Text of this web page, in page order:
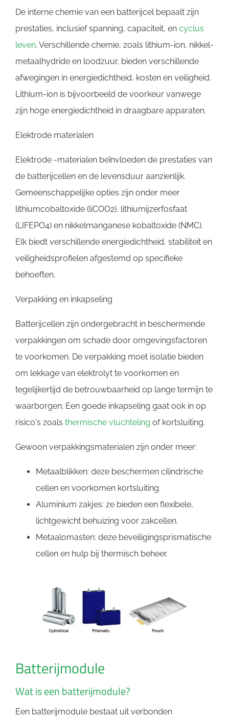
De interne chemie van een batterijcel bepaalt zijn
prestaties, inclusief spanning, capaciteit, en cyclus
leven. Verschillende chemie, zoals lithium-ion, nikkel-
metaalhydride en loodzuur, bieden verschillende
afwegingen in energiedichtheid, kosten en veiligheid.
Lithium-ion is bijvoorbeeld de voorkeur vanwege
zijn hoge energiedichtheid in draagbare apparaten.
Elektrode materialen
Elektrode -materialen beïnvloeden de prestaties van
de batterijcellen en de levensduur aanzienlijk.
Gemeenschappelijke opties zijn onder meer
lithiumcobaltoxide (liCOO2), lithiumijzerfosfaat
(LIFEPO4) en nikkelmanganese kobaltoxide (NMC).
Elk biedt verschillende energiedichtheid, stabiliteit en
veiligheidsprofielen afgestemd op specifieke
behoeften.
Verpakking en inkapseling
Batterijcellen zijn ondergebracht in beschermende
verpakkingen om schade door omgevingsfactoren
te voorkomen. De verpakking moet isolatie bieden
om lekkage van elektrolyt te voorkomen en
tegelijkertijd de betrouwbaarheid op lange termijn te
waarborgen; Een goede inkapseling gaat ook in op
risico's zoals thermische vluchteling of kortsluiting.
Gewoon verpakkingsmaterialen zijn onder meer:
Metaalblikken: deze beschermen cilindrische
cellen en voorkomen kortsluiting.
Aluminium zakjes: ze bieden een flexibele,
lichtgewicht behuizing voor zakcellen.
Metaalomasten: deze beveiligingsprismatische
cellen en hulp bij thermisch beheer.
Batterijmodule
Wat is een batterijmodule?
Een batterijmodule bestaat uit verbonden